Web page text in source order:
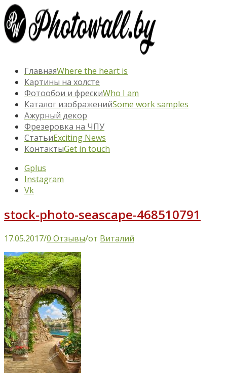
ГлавнаяWhere the heart is
Картины на холсте
Фотообои и фрескиWho I am
Каталог изображенийSome work samples
Ажурный декор
Фрезеровка на ЧПУ
СтатьиExciting News
КонтактыGet in touch
Gplus
Instagram
Vk
stock-photo-seascape-468510791
17.05.2017/0 Отзывы/от Виталий